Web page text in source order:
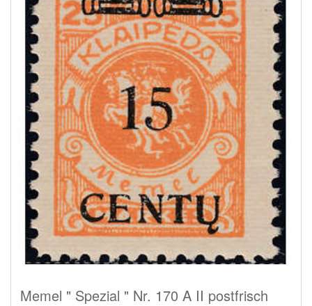
Memel " Spezial " Nr. 170 A II postfrisch